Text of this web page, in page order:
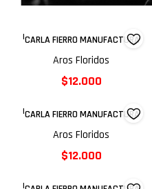
|CARLA FIERRO MANUFACTURA
Aros Floridos
$12.000
|CARLA FIERRO MANUFACTURA
Aros Floridos
$12.000
|